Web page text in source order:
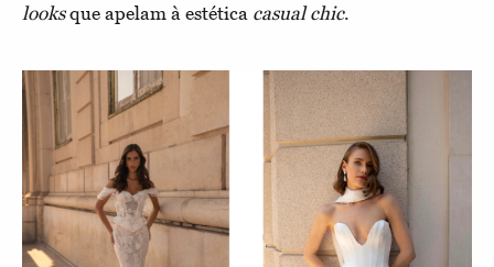
looksque apelam à estética casual chic.